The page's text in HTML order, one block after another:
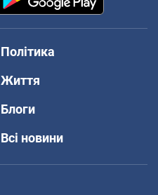
Політика
Життя
Блоги
Всі новини